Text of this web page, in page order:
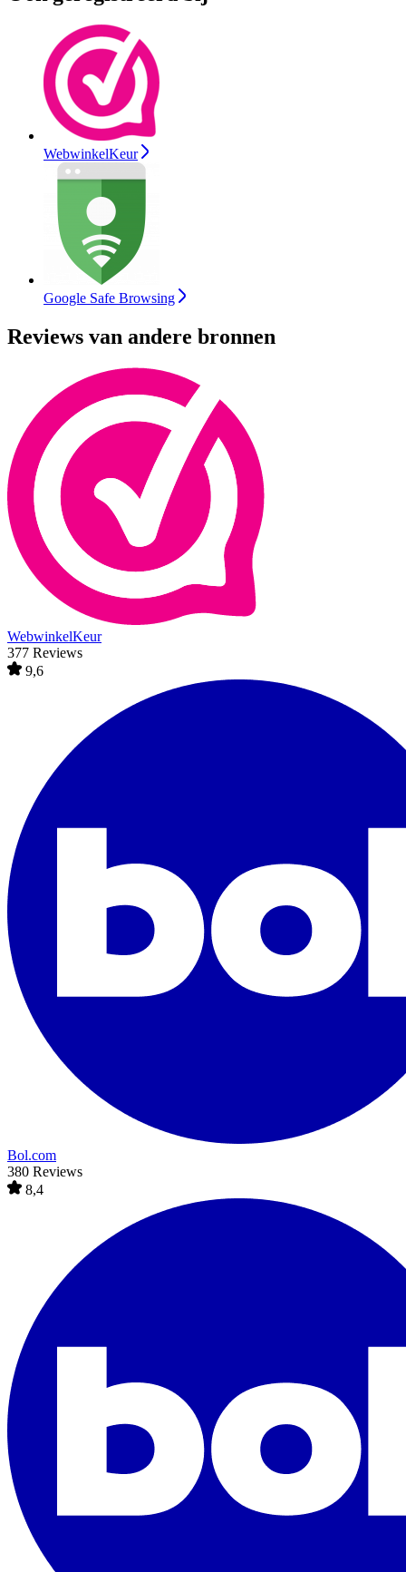
WebwinkelKeur
Google Safe Browsing
Reviews van andere bronnen
WebwinkelKeur
377 Reviews
9,6
Bol.com
380 Reviews
8,4